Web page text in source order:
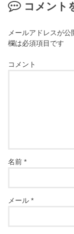
コメント
メールアドレスが公
欄は必須項目です
コメント
名前*
メール*